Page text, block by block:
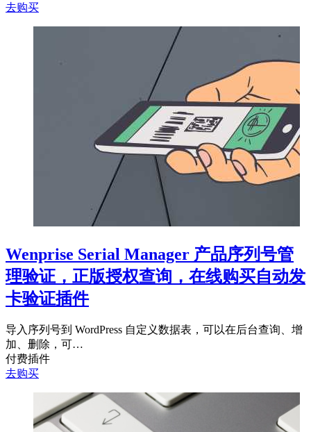
去购买
Wenprise Serial Manager 产品序列号管
理验证，正版授权查询，在线购买自动发
卡验证插件
导入序列号到 WordPress 自定义数据表，可以在后台查询、增
加、删除，可…
付费插件
去购买